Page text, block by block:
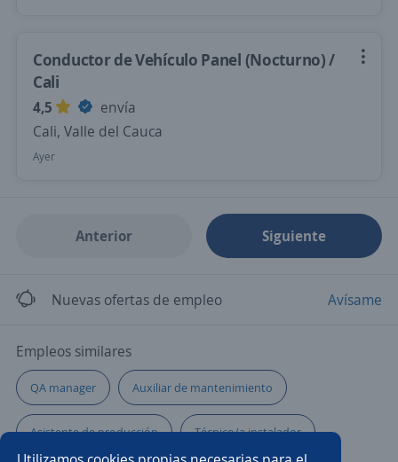
Conductor de Vehículo Panel (Nocturno) /
Cali
4,5
envía
Cali, Valle del Cauca
Ayer
Anterior Siguiente
Nuevas ofertas de empleo Avísame
Empleos similares
QA manager Auxiliar de mantenimiento
Asistente de producción Técnico/a instalador